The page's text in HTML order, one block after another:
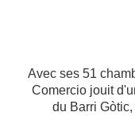
Avec ses 51
Comercio jouit
du Barri